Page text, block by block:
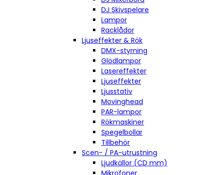
DJ Skivspelare
Lampor
Racklådor
Ljuseffekter & Rök
DMX-styrning
Glödlampor
Lasereffekter
Ljuseffekter
Ljusstativ
Movinghead
PAR-lampor
Rökmaskiner
Spegelbollar
Tillbehör
Scen- / PA-utrustning
Ljudkällor (CD mm)
Mikrofoner